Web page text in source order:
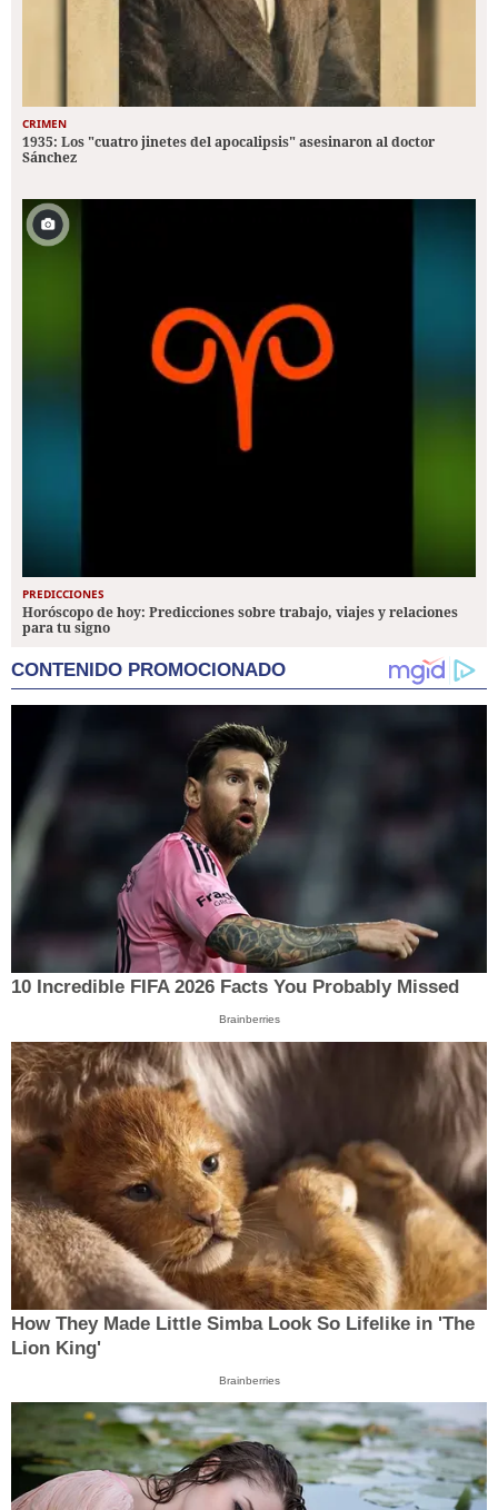
CRIMEN
1935: Los "cuatro jinetes del apocalipsis" asesinaron al doctor
Sánchez
PREDICCIONES
Horóscopo de hoy: Predicciones sobre trabajo, viajes y relaciones
para tu signo
CONTENIDO PROMOCIONADO
10 Incredible FIFA 2026 Facts You Probably Missed
Brainberries
How They Made Little Simba Look So Lifelike in 'The
Lion King'
Brainberries